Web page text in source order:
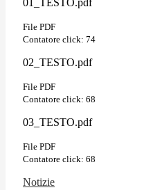
File PDF
Contatore click: 74
02_TESTO.pdf
File PDF
Contatore click: 68
03_TESTO.pdf
File PDF
Contatore click: 68
Notizie